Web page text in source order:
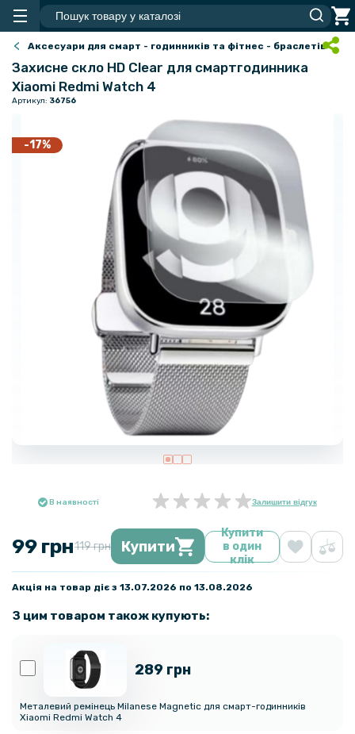
Аксесуари для смарт - годинників та фітнес - браслетів
Захисне скло HD Clear для смартгодинника
Xiaomi Redmi Watch 4
Артикул: 36756
-17%
В наявності Залишити відгук
99 грн119 грн Купити
Купити
в один
клік
Акція на товар діє з 13.07.2026 по 13.08.2026
З цим товаром також купують:
289 грн
Металевий ремінець Milanese Magnetic для смарт-годинників
Xiaomi Redmi Watch 4